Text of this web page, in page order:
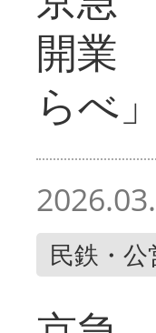
開業
らべ
民鉄・公